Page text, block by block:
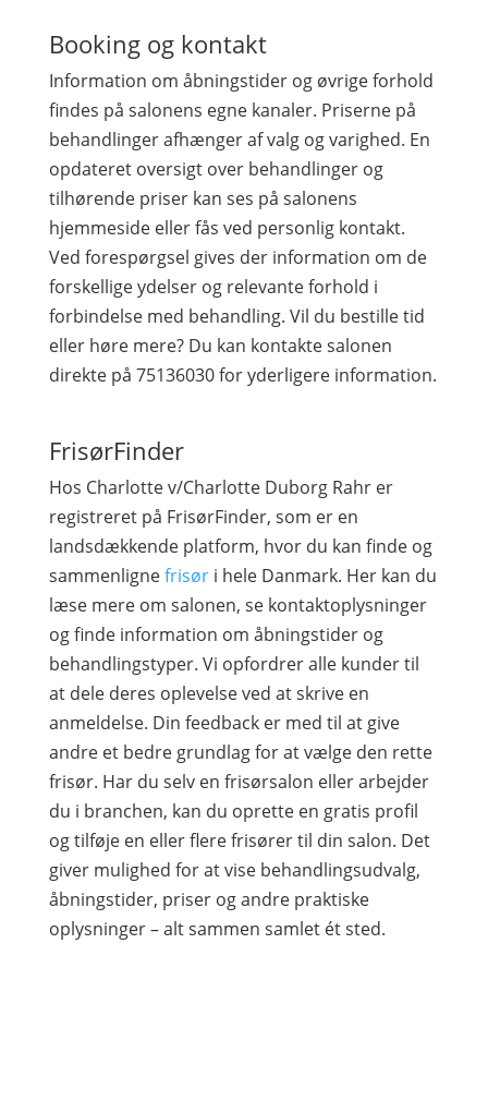
Booking og kontakt
Information om åbningstider og øvrige forhold
findes på salonens egne kanaler. Priserne på
behandlinger afhænger af valg og varighed. En
opdateret oversigt over behandlinger og
tilhørende priser kan ses på salonens
hjemmeside eller fås ved personlig kontakt.
Ved forespørgsel gives der information om de
forskellige ydelser og relevante forhold i
forbindelse med behandling. Vil du bestille tid
eller høre mere? Du kan kontakte salonen
direkte på 75136030 for yderligere information.
FrisørFinder
Hos Charlotte v/Charlotte Duborg Rahr er
registreret på FrisørFinder, som er en
landsdækkende platform, hvor du kan finde og
sammenlignefrisøri hele Danmark. Her kan du
læse mere om salonen, se kontaktoplysninger
og finde information om åbningstider og
behandlingstyper. Vi opfordrer alle kunder til
at dele deres oplevelse ved at skrive en
anmeldelse. Din feedback er med til at give
andre et bedre grundlag for at vælge den rette
frisør. Har du selv en frisørsalon eller arbejder
du i branchen, kan du oprette en gratis profil
og tilføje en eller flere frisører til din salon. Det
giver mulighed for at vise behandlingsudvalg,
åbningstider, priser og andre praktiske
oplysninger – alt sammen samlet ét sted.